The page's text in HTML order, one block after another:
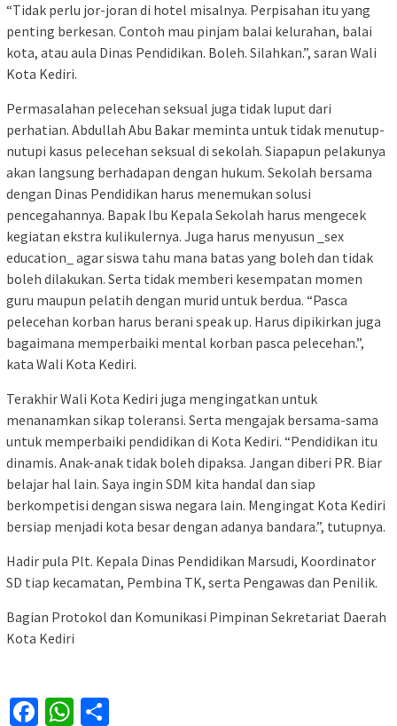
“Tidak perlu jor-joran di hotel misalnya. Perpisahan itu yang
penting berkesan. Contoh mau pinjam balai kelurahan, balai
kota, atau aula Dinas Pendidikan. Boleh. Silahkan.”, saran Wali
Kota Kediri.
Permasalahan pelecehan seksual juga tidak luput dari
perhatian. Abdullah Abu Bakar meminta untuk tidak menutup-
nutupi kasus pelecehan seksual di sekolah. Siapapun pelakunya
akan langsung berhadapan dengan hukum. Sekolah bersama
dengan Dinas Pendidikan harus menemukan solusi
pencegahannya. Bapak Ibu Kepala Sekolah harus mengecek
kegiatan ekstra kulikulernya. Juga harus menyusun _sex
education_ agar siswa tahu mana batas yang boleh dan tidak
boleh dilakukan. Serta tidak memberi kesempatan momen
guru maupun pelatih dengan murid untuk berdua. “Pasca
pelecehan korban harus berani speak up. Harus dipikirkan juga
bagaimana memperbaiki mental korban pasca pelecehan.”,
kata Wali Kota Kediri.
Terakhir Wali Kota Kediri juga mengingatkan untuk
menanamkan sikap toleransi. Serta mengajak bersama-sama
untuk memperbaiki pendidikan di Kota Kediri. “Pendidikan itu
dinamis. Anak-anak tidak boleh dipaksa. Jangan diberi PR. Biar
belajar hal lain. Saya ingin SDM kita handal dan siap
berkompetisi dengan siswa negara lain. Mengingat Kota Kediri
bersiap menjadi kota besar dengan adanya bandara.”, tutupnya.
Hadir pula Plt. Kepala Dinas Pendidikan Marsudi, Koordinator
SD tiap kecamatan, Pembina TK, serta Pengawas dan Penilik.
Bagian Protokol dan Komunikasi Pimpinan Sekretariat Daerah
Kota Kediri
Facebook
WhatsApp